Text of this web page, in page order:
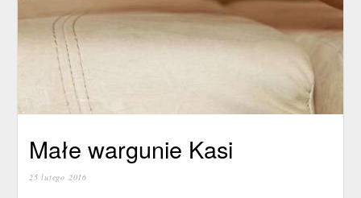
Małe wargunie Kasi
25 lutego 2016